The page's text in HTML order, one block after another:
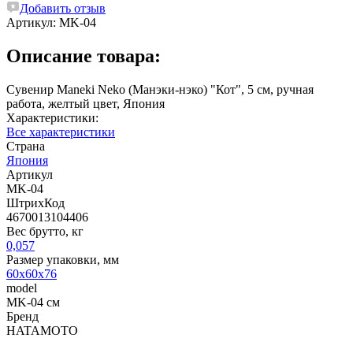
Добавить отзыв
Артикул: MK-04
Описание товара:
Сувенир Maneki Neko (Манэки-нэко) "Кот", 5 см, ручная
работа, желтый цвет, Япония
Характеристики:
Все характеристики
Страна
Япония
Артикул
MK-04
ШтрихКод
4670013104406
Вес брутто, кг
0,057
Размер упаковки, мм
60х60х76
model
MK-04 см
Бренд
HATAMOTO